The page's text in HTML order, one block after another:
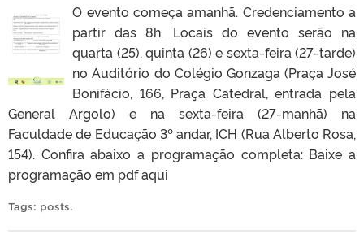
O evento começa amanhã. Credenciamento a
partir das 8h. Locais do evento serão na
quarta (25), quinta (26) e sexta-feira (27-tarde)
no Auditório do Colégio Gonzaga (Praça José
Bonifácio, 166, Praça Catedral, entrada pela
General Argolo) e na sexta-feira (27-manhã) na
Faculdade de Educação 3º andar, ICH (Rua Alberto Rosa,
154). Confira abaixo a programação completa: Baixe a
programação em pdf aqui
Tags: posts.